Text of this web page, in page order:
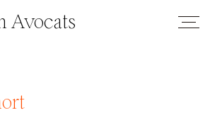
Avocats